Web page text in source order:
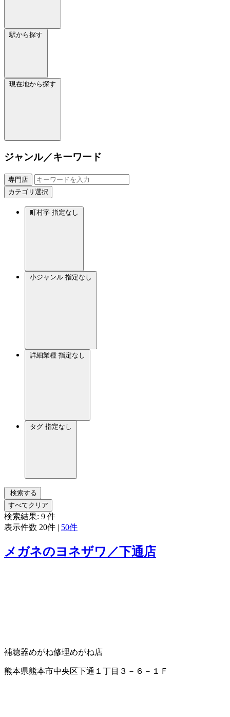
駅から探す
現在地から探す
ジャンル／キーワード
専門店
カテゴリ選択
町村字 指定なし
小ジャンル 指定なし
詳細業種 指定なし
タグ 指定なし
検索する
すべてクリア
検索結果: 9 件
表示件数 20件 | 50件
メガネのヨネザワ／下通店
補聴器めがね修理めがね店
熊本県熊本市中央区下通１丁目３－６－１Ｆ